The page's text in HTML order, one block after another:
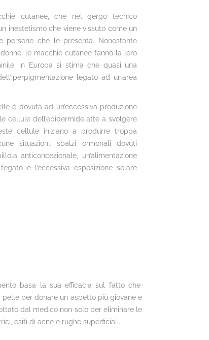
cutanee, che nel gergo tecnico
inestetismo che viene vissuto come un
che le presenta. Nonostante
le macchie cutanee fanno la loro
in Europa si stima che quasi una
legato ad un’area
è dovuta ad un’eccessiva produzione
cellule dell’epidermide atte a svolgere
cellule iniziano a produrre troppa
situazioni: sbalzi ormonali dovuti
anticoncezionale, un’alimentazione
e l’eccessiva esposizione solare
basa la sua efficacia sul fatto che
per donare un aspetto più giovane e
dal medico non solo per eliminare le
esiti di acne e rughe superficiali.